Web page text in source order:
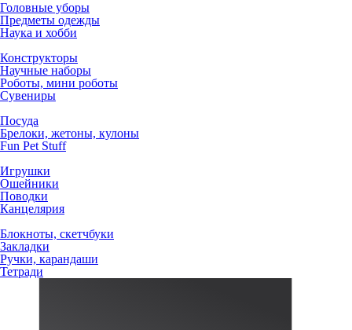
Головные уборы
Предметы одежды
Наука и хобби
Конструкторы
Научные наборы
Роботы, мини роботы
Сувениры
Посуда
Брелоки, жетоны, кулоны
Fun Pet Stuff
Игрушки
Ошейники
Поводки
Канцелярия
Блокноты, скетчбуки
Закладки
Ручки, карандаши
Тетради